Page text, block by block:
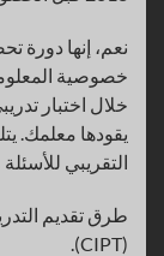
نعم، إنها دورة
خلال اختبار
يقودها معلمك.
التقريبي
طرق تقديم
(CIPT).